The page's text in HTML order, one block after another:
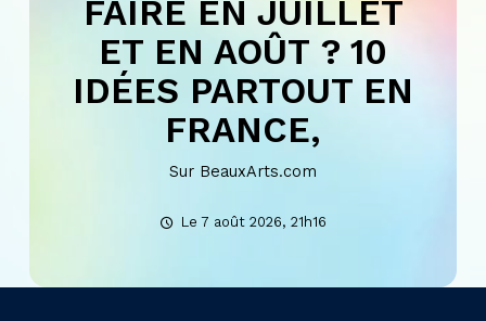
FAIRE EN JUILLET
ET EN AOÛT ? 10
IDÉES PARTOUT EN
FRANCE,
Sur BeauxArts.com
Le 7 août 2026, 21h16